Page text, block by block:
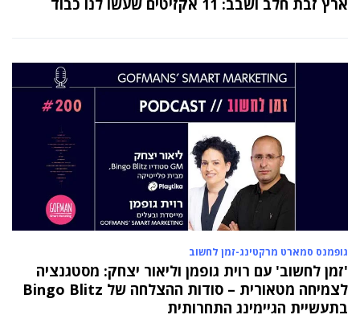
ארץ זבת חלב ושבב: 11 אקזיטים שעשו לנו כבוד
גופמנס סמארט מרקטינג-זמן לחשוב
'זמן לחשוב' עם רוית גופמן וליאור יצחק: מסטגנציה
לצמיחה מטאורית – סודות ההצלחה של Bingo Blitz
בתעשיית הגיימינג התחרותית